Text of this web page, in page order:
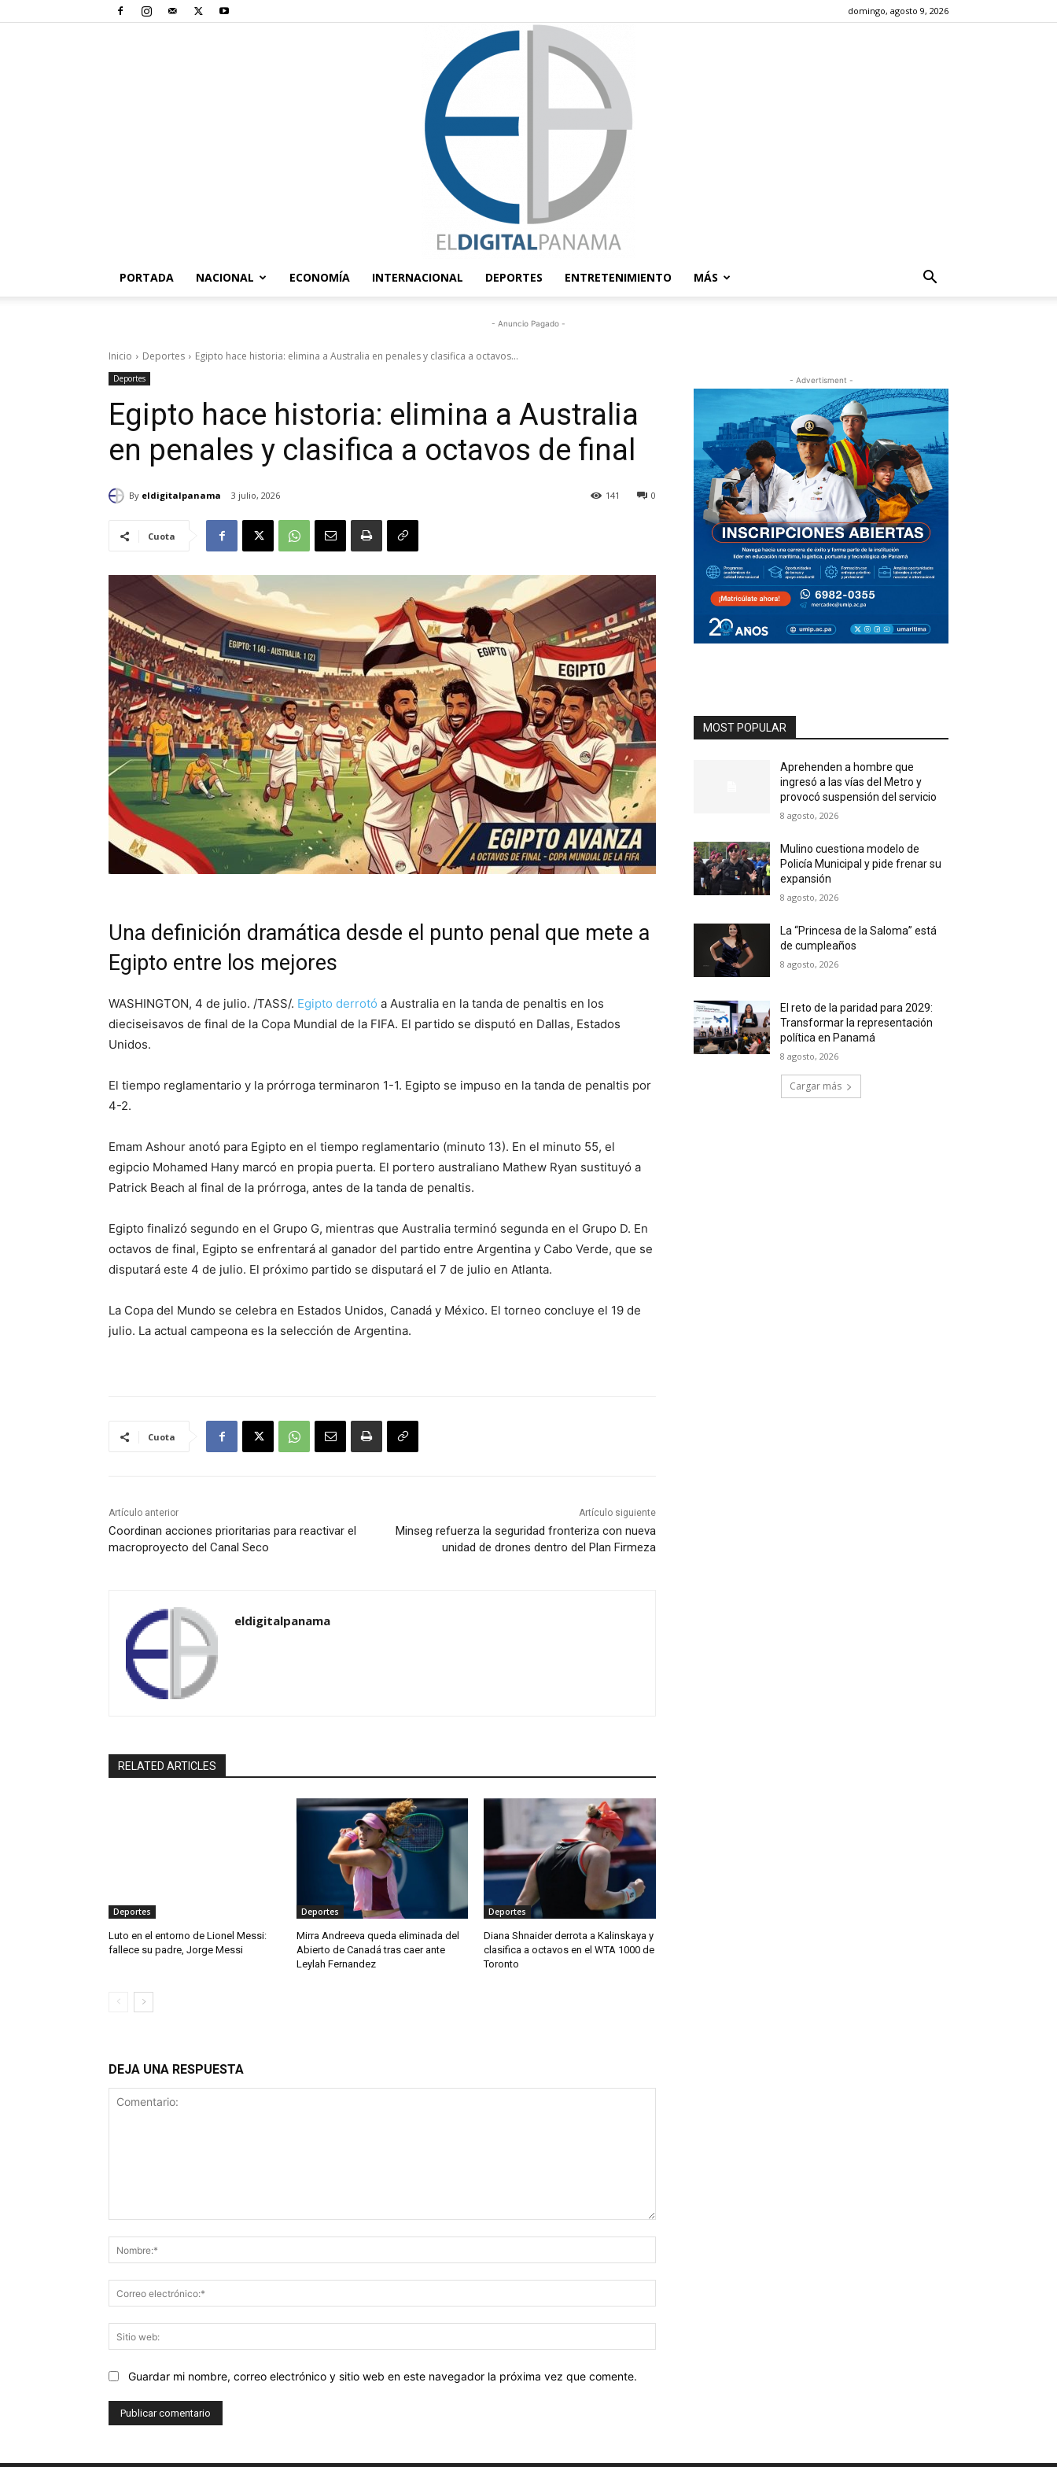
domingo, agosto 9, 2026
Digital
PORTADA NACIONAL ECONOMÍA INTERNACIONAL DEPORTES ENTRETENIMIENTO MÁS
- Anuncio Pagado -
Inicio Deportes Egipto hace historia: elimina a Australia en penales y clasifica a octavos...
Deportes
Egipto hace historia: elimina a Australia
en penales y clasifica a octavos de final
By eldigitalpanama 3 julio, 2026 0
141
Cuota
Una definición dramática desde el punto penal que mete a
Egipto entre los mejores
WASHINGTON, 4 de julio. /TASS/. Egipto derrotó a Australia en la tanda de penaltis en los
dieciseisavos de final de la Copa Mundial de la FIFA. El partido se disputó en Dallas, Estados
Unidos.
El tiempo reglamentario y la prórroga terminaron 1-1. Egipto se impuso en la tanda de penaltis por
4-2.
Emam Ashour anotó para Egipto en el tiempo reglamentario (minuto 13). En el minuto 55, el
egipcio Mohamed Hany marcó en propia puerta. El portero australiano Mathew Ryan sustituyó a
Patrick Beach al final de la prórroga, antes de la tanda de penaltis.
Egipto finalizó segundo en el Grupo G, mientras que Australia terminó segunda en el Grupo D. En
octavos de final, Egipto se enfrentará al ganador del partido entre Argentina y Cabo Verde, que se
disputará este 4 de julio. El próximo partido se disputará el 7 de julio en Atlanta.
La Copa del Mundo se celebra en Estados Unidos, Canadá y México. El torneo concluye el 19 de
julio. La actual campeona es la selección de Argentina.
Cuota
Artículo anterior
Coordinan acciones prioritarias para reactivar el
macroproyecto del Canal Seco
Artículo siguiente
Minseg refuerza la seguridad fronteriza con nueva
unidad de drones dentro del Plan Firmeza
eldigitalpanama
RELATED ARTICLES
Deportes
Luto en el entorno de Lionel Messi:
fallece su padre, Jorge Messi
Deportes
Mirra Andreeva queda eliminada del
Abierto de Canadá tras caer ante
Leylah Fernandez
Deportes
Diana Shnaider derrota a Kalinskaya y
clasifica a octavos en el WTA 1000 de
Toronto
DEJA UNA RESPUESTA
electrónico:*
web:
Guardar mi nombre, correo electrónico y sitio web en este navegador la próxima vez que comente.
- Advertisment -
MOST POPULAR
Aprehenden a hombre que
ingresó a las vías del Metro y
provocó suspensión del servicio
8 agosto, 2026
Mulino cuestiona modelo de
Policía Municipal y pide frenar su
expansión
8 agosto, 2026
La “Princesa de la Saloma” está
de cumpleaños
8 agosto, 2026
El reto de la paridad para 2029:
Transformar la representación
política en Panamá
8 agosto, 2026
Cargar más